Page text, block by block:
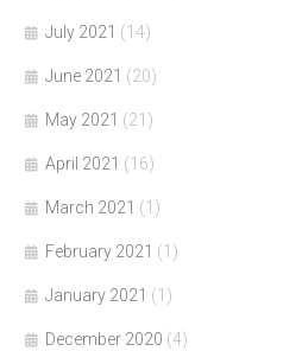
July 2021 (14)
June 2021 (20)
May 2021 (21)
April 2021 (16)
March 2021 (1)
February 2021 (1)
January 2021 (1)
December 2020 (4)